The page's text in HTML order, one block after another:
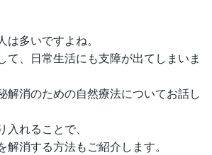
多いですよね。
て、日常生活にも支障が出てしまいま
解消のための自然療法についてお話し
れることで、
解消する方法もご紹介します。